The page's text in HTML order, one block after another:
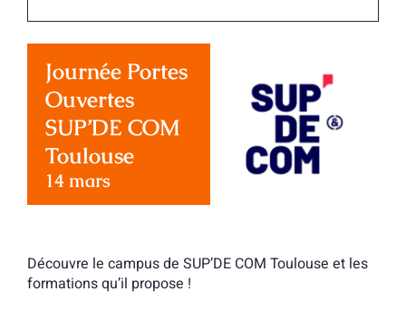
Journée Portes
Ouvertes
SUP’DE COM
Toulouse
14 mars
Découvre le campus de SUP’DE COM Toulouse et les
formations qu’il propose !